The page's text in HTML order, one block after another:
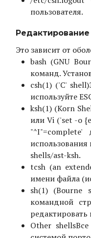
пользователя.
Это зависит от
bash (GNU
команд.
csh(1) ('C' shell)
используйте
ksh(1) (Korn
или Vi ('set -o
shells/ast-ksh.
tcsh (an
имени файла
sh(1) (Bourne
командной
Other shells